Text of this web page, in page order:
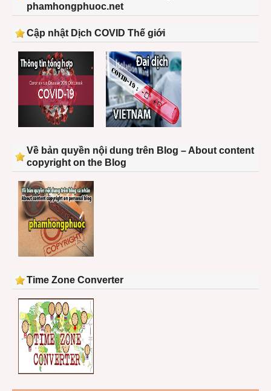
phamhongphuoc.net
Cập nhật Dịch COVID Thế giới
Về bản quyền nội dung trên Blog – About content
copyright on the Blog
Time Zone Converter